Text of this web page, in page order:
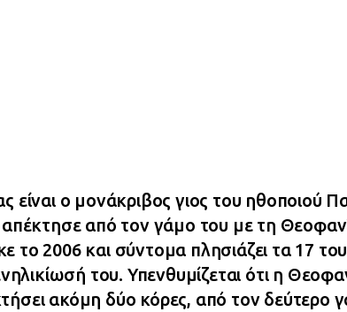
είναι ο μονάκριβος γιος του ηθοποιού
από τον γάμο του με τη
2006 και σύντομα πλησιάζει τα 17 του
του. Υπενθυμίζεται ότι η
ακόμη δύο κόρες, από τον δεύτερο